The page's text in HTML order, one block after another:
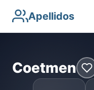
Apellidos
Coetmen